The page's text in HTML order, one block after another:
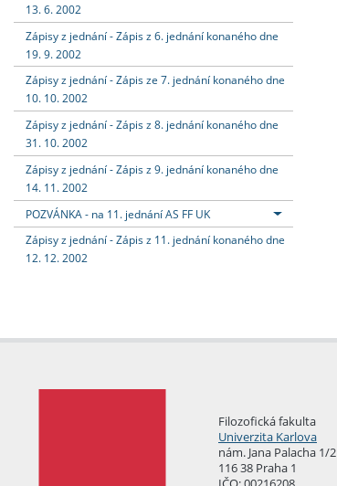
13. 6. 2002
Zápisy z jednání - Zápis z 6. jednání konaného dne
19. 9. 2002
Zápisy z jednání - Zápis ze 7. jednání konaného dne
10. 10. 2002
Zápisy z jednání - Zápis z 8. jednání konaného dne
31. 10. 2002
Zápisy z jednání - Zápis z 9. jednání konaného dne
14. 11. 2002
POZVÁNKA - na 11. jednání AS FF UK
Zápisy z jednání - Zápis z 11. jednání konaného dne
12. 12. 2002
Filozofická fakulta
Univerzita Karlova
nám. Jana Palacha 1/2
116 38 Praha 1